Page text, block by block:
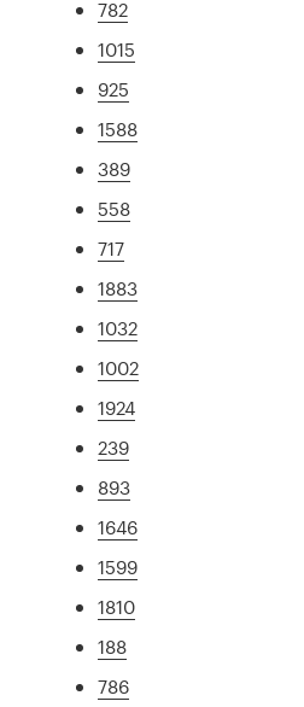
782
1015
925
1588
389
558
717
1883
1032
1002
1924
239
893
1646
1599
1810
188
786